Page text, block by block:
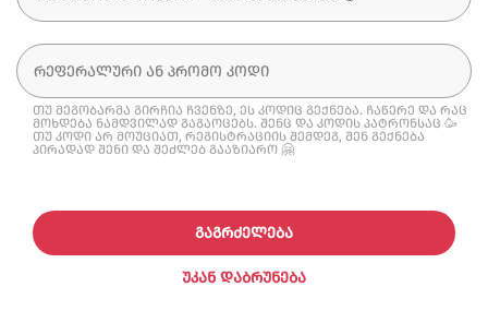
თუ მეგობარმა გირჩია ჩვენზე, ეს კოდიც გექნება. ჩაწერე და რაც
მოხდება ნამდვილად გაგაოცებს. შენც და კოდის პატრონსაც 🥳
თუ კოდი არ მოუციათ, რეგისტრაციის შემდეგ, შენ გექნება
პირადად შენი და შეძლებ გააზიარო 🤗
ᲣᲙᲐᲜ ᲓᲐᲑᲠᲣᲜᲔᲑᲐ
ᲒᲐᲒᲠᲫᲔᲚᲔᲑᲐ